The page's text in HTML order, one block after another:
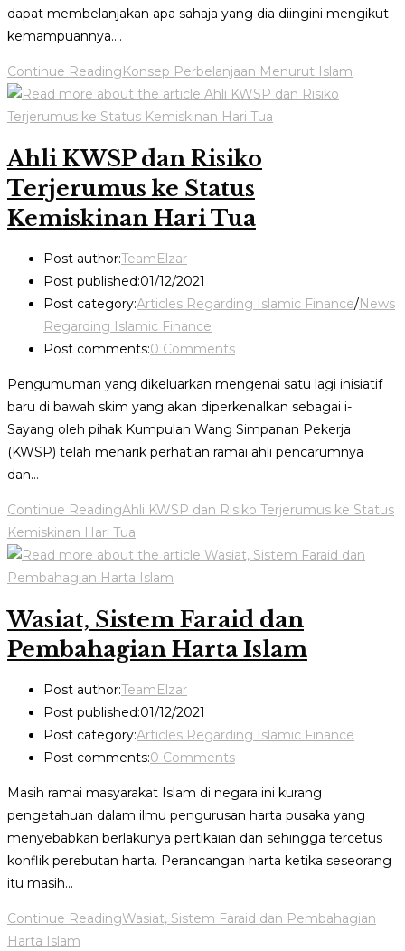
dapat membelanjakan apa sahaja yang dia diingini mengikut
kemampuannya.…
Continue ReadingKonsep Perbelanjaan Menurut Islam
Ahli KWSP dan Risiko
Terjerumus ke Status
Kemiskinan Hari Tua
Post author:TeamElzar
Post published:01/12/2021
Post category:Articles Regarding Islamic Finance/News
Regarding Islamic Finance
Post comments:0 Comments
Pengumuman yang dikeluarkan mengenai satu lagi inisiatif
baru di bawah skim yang akan diperkenalkan sebagai i-
Sayang oleh pihak Kumpulan Wang Simpanan Pekerja
(KWSP) telah menarik perhatian ramai ahli pencarumnya
dan…
Continue ReadingAhli KWSP dan Risiko Terjerumus ke Status
Kemiskinan Hari Tua
Wasiat, Sistem Faraid dan
Pembahagian Harta Islam
Post author:TeamElzar
Post published:01/12/2021
Post category:Articles Regarding Islamic Finance
Post comments:0 Comments
Masih ramai masyarakat Islam di negara ini kurang
pengetahuan dalam ilmu pengurusan harta pusaka yang
menyebabkan berlakunya pertikaian dan sehingga tercetus
konflik perebutan harta. Perancangan harta ketika seseorang
itu masih…
Continue ReadingWasiat, Sistem Faraid dan Pembahagian
Harta Islam